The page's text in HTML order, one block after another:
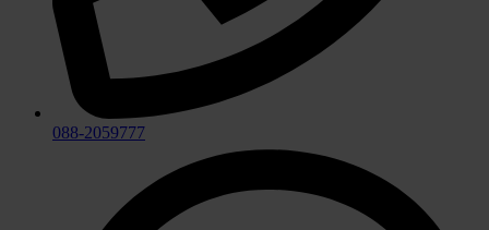
088-2059777